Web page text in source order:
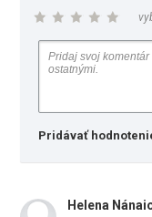
Pridávať
Helena